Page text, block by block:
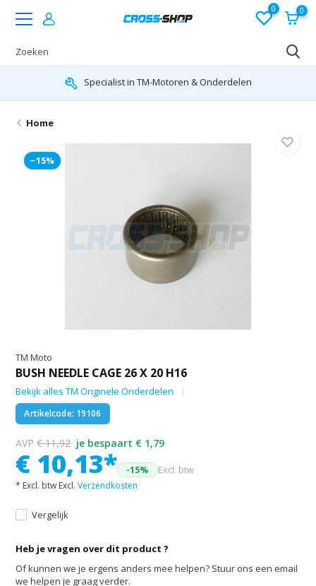
0 0
Specialist in TM-Motoren & Onderdelen
Home
−15%
TM Moto
BUSH NEEDLE CAGE 26 X 20 H16
Bekijk alles TM Originele Onderdelen
Artikelcode: 19106
AVP€ 11,92 je bespaart € 1,79
€ 10,13* -15% Excl. btw
* Excl. btw Excl.Verzendkosten
Vergelijk
Heb je vragen over dit product ?
Of kunnen we je ergens anders mee helpen? Stuur ons een email
we helpen je graag verder.